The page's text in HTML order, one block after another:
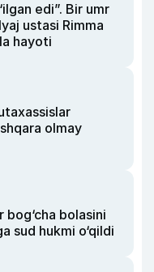
edi”. Bir umr
ustasi Rimma
hayoti
olmay
bog‘cha bolasini
sud hukmi o‘qildi